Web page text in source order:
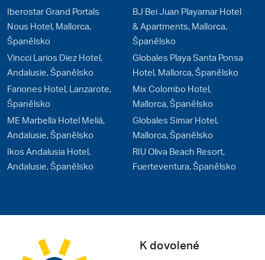
Iberostar Grand Portals
Nous Hotel, Mallorca,
Španělsko
Vincci Larios Diez Hotel,
Andalusie, Španělsko
Fariones Hotel, Lanzarote,
Španělsko
ME Marbella Hotel Meliá,
Andalusie, Španělsko
Ikos Andalusia Hotel,
Andalusie, Španělsko
BJ Bei Juan Playamar Hotel
& Apartments, Mallorca,
Španělsko
Globales Playa Santa Ponsa
Hotel, Mallorca, Španělsko
Mix Colombo Hotel,
Mallorca, Španělsko
Globales Simar Hotel,
Mallorca, Španělsko
RIU Oliva Beach Resort,
Fuerteventura, Španělsko
K dovolené